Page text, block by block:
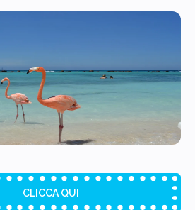
CLICCA QUI